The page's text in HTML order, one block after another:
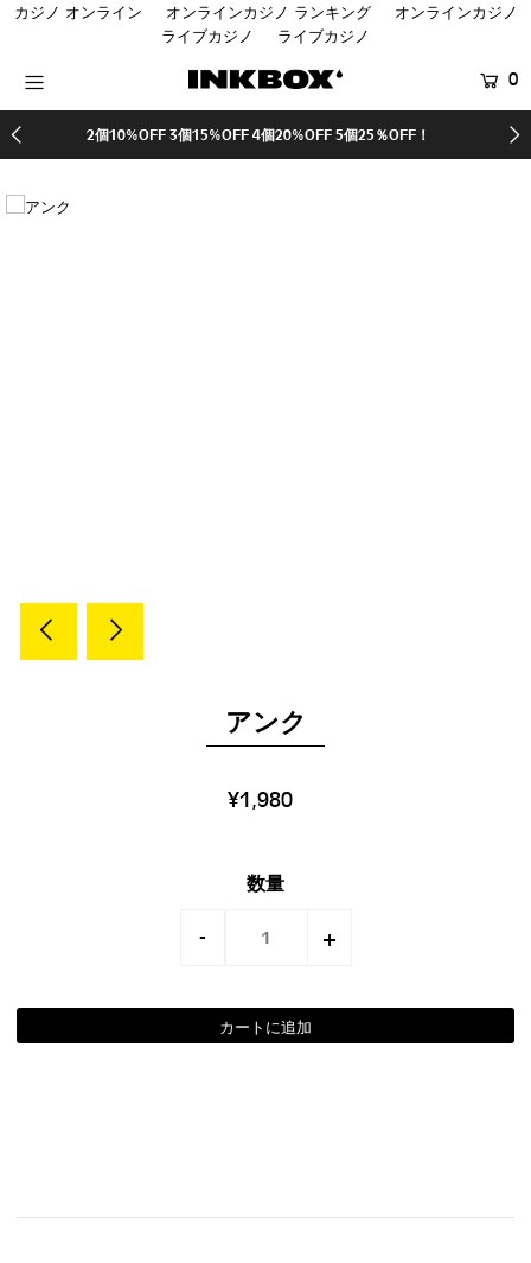
カジノ オンライン オンラインカジノ ランキング
オンラインカジノ
ライブカジノ
ライブカジノ
0
2個10%OFF 3個15%OFF 4個20%OFF 5個25％OFF！
アンク
¥1,980
数量
- +
商品を探す